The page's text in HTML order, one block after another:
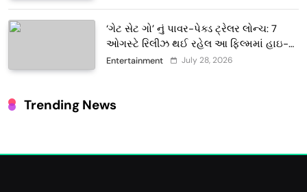
‘ગેટ સેટ ગો’ નું પાવર-પેક્ડ ટ્રેલર લોન્ચ: 7
ઓગસ્ટે રિલીઝ થઈ રહેલ આ ફિલ્મમાં હાઇ-
ટેક VFX જોવા મળશે
Entertainment July 28, 2026
Trending News